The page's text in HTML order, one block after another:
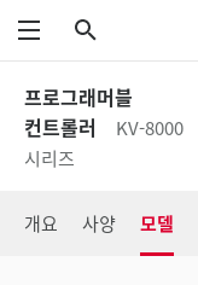
메뉴
프로그래머블
컨트롤러
KV-8000
시리즈
개요 사양 모델